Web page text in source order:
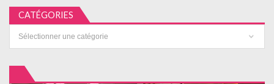
CATÉGORIES